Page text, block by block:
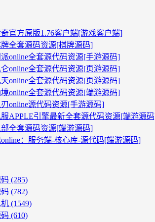
官方原版1.76客户端[游戏客户端]
牌全套源码资源[棋牌源码]
online全套源代码资源[手游源码]
online全套源代码资源[页游源码]
online全套源代码资源[页游源码]
online全套源代码资源[端游源码]
online源代码资源[手游源码]
APPLE引擎最新全套源代码资源[端游源
全套源码资源[端游源码]
：服务端-核心库-源代码[端游源码]
(285)
(782)
(1549)
(610)